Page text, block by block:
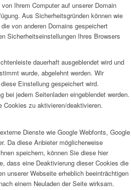
Ihrem Computer auf unserer Domain
Aus Sicherheitsgründen können wie
von anderen Domains gespeichert
Sicherheitseinstellungen Ihres Browsers
dauerhaft ausgeblendet wird und
wurde, abgelehnt werden. Wir
Einstellung gespeichert wird.
bei jedem Seitenladen eingeblendet werden.
Cookies zu aktivieren/deaktivieren.
Dienste wie Google Webfonts, Google
Da diese Anbieter möglicherweise
speichern, können Sie diese hier
dass eine Deaktivierung dieser Cookies die
unserer Webseite erheblich beeinträchtigen
einem Neuladen der Seite wirksam.